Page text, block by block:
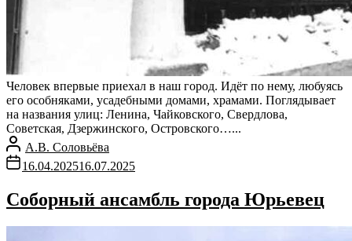
Человек впервые приехал в наш город. Идёт по нему, любуясь
его особняками, усадебными домами, храмами. Поглядывает
на названия улиц: Ленина, Чайковского, Свердлова,
Советская, Дзержинского, Островского…...
А.В. Соловьёва
16.04.202516.07.2025
Соборный ансамбль города Юрьевец